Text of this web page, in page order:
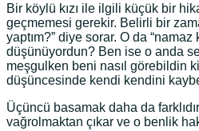
Bir köylü kızı ile ilgili küçük bir
geçmemesi gerekir. Belirli bir
yaptım?” diye sorar. O da
düşünüyordun? Ben ise o anda
meşgulken beni nasıl görebildin
düşüncesinde kendi kendini
Üçüncü basamak daha da
vağrolmaktan çıkar ve o benlik